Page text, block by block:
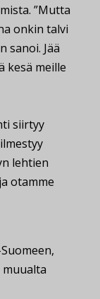
”Mutta
onkin talvi
sanoi. Jää
kesä meille
siirtyy
lehtien
otamme